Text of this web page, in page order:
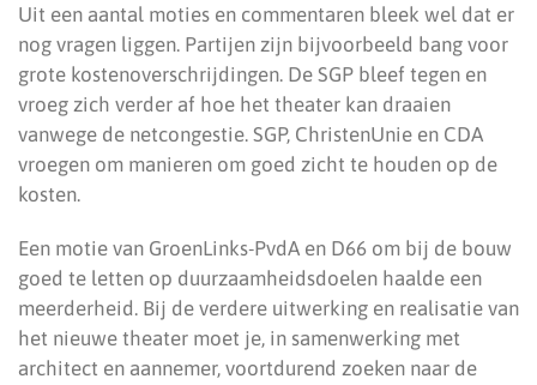
Uit een aantal moties en commentaren bleek wel dat er
nog vragen liggen. Partijen zijn bijvoorbeeld bang voor
grote kostenoverschrijdingen. De SGP bleef tegen en
vroeg zich verder af hoe het theater kan draaien
vanwege de netcongestie. SGP, ChristenUnie en CDA
vroegen om manieren om goed zicht te houden op de
kosten.
Een motie van GroenLinks-PvdA en D66 om bij de bouw
goed te letten op duurzaamheidsdoelen haalde een
meerderheid. Bij de verdere uitwerking en realisatie van
het nieuwe theater moet je, in samenwerking met
architect en aannemer, voortdurend zoeken naar de